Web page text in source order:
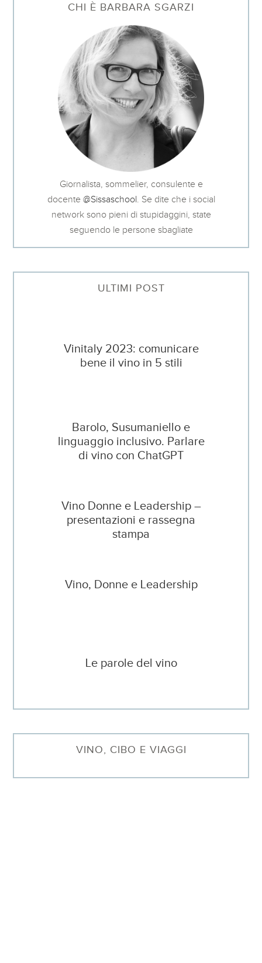
CHI È BARBARA SGARZI
Giornalista, sommelier, consulente e
docente @Sissaschool. Se dite che i social
network sono pieni di stupidaggini, state
seguendo le persone sbagliate
ULTIMI POST
Vinitaly 2023: comunicare
bene il vino in 5 stili
Barolo, Susumaniello e
linguaggio inclusivo. Parlare
di vino con ChatGPT
Vino Donne e Leadership –
presentazioni e rassegna
stampa
Vino, Donne e Leadership
Le parole del vino
VINO, CIBO E VIAGGI